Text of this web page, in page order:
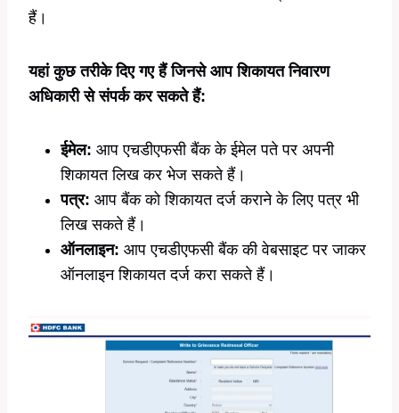
हैं।
यहां कुछ तरीके दिए गए हैं जिनसे आप शिकायत निवारण
अधिकारी से संपर्क कर सकते हैं:
ईमेल: आप एचडीएफसी बैंक के ईमेल पते पर अपनी
शिकायत लिख कर भेज सकते हैं।
पत्र: आप बैंक को शिकायत दर्ज कराने के लिए पत्र भी
लिख सकते हैं।
ऑनलाइन: आप एचडीएफसी बैंक की वेबसाइट पर जाकर
ऑनलाइन शिकायत दर्ज करा सकते हैं।